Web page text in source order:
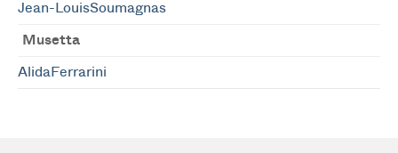
Jean-LouisSoumagnas
Musetta
AlidaFerrarini